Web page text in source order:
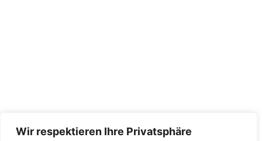
Wir respektieren Ihre Privatsphäre